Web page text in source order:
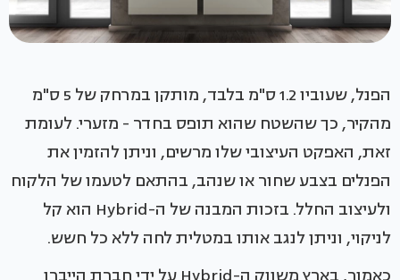
הפנל, שעוביו 1.2 ס"מ בלבד, מותקן במרחק של 5 ס"מ
מהקיר, כך שהשטח שהוא תופס בחדר - מזערי. לעומת
זאת, האפקט העיצובי שלו מרשים, וניתן להזמין את
הפנלים בצבע שחור או שנהב, בהתאם לטעמו של הלקוח
ולעיצוב החלל. בזכות המבנה של ה-Hybrid הוא קל
לניקוי, וניתן לנגב אותו במטלית לחה ללא כל חשש.